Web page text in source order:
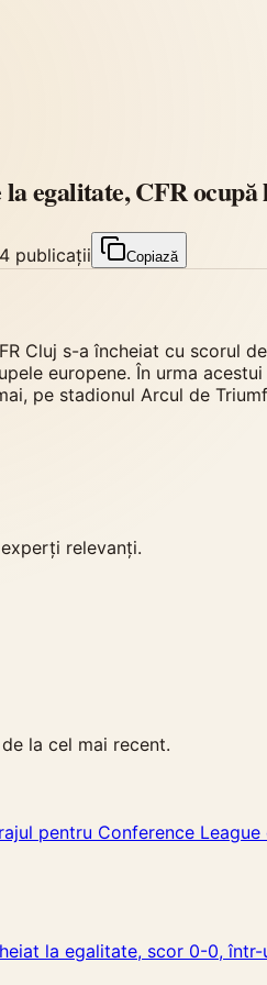
egalitate, CFR
4 publicații Copiază
Cluj s-a încheiat cu scorul
europene. În urma
pe stadionul Arcul de
relevanți.
la cel mai recent.
pentru Conference League
la egalitate, scor 0-0,